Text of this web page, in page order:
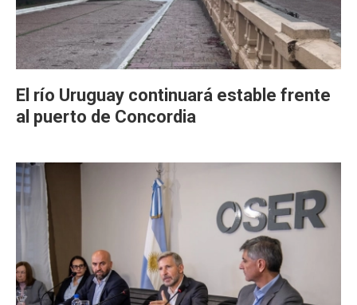
El río Uruguay continuará estable frente
al puerto de Concordia